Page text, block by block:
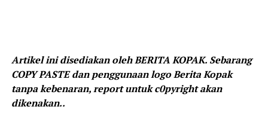
Artikel ini disediakan oleh BERITA KOPAK. Sebarang
COPY PASTE dan penggunaan logo Berita Kopak
tanpa kebenaran, report untuk c0pyright akan
dikenakan..